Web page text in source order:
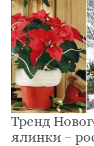
Тренд
ялинки –